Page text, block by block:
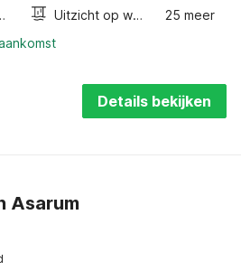
outside) Uitzicht op water
25 meer
Details bekijken
Asarum